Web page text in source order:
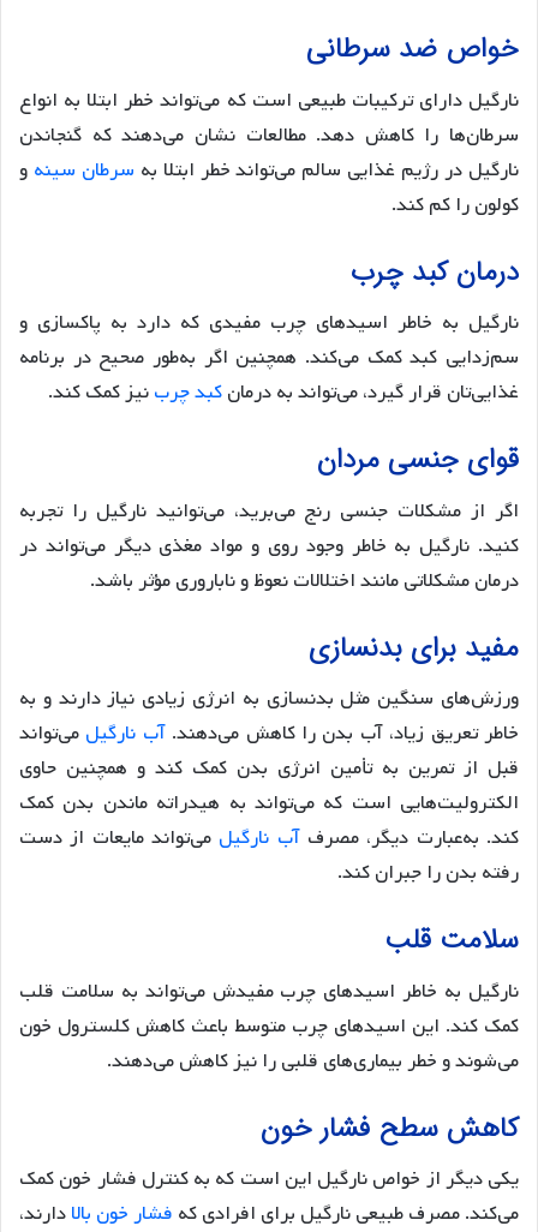
خواص ضد سرطانی
نارگیل دارای ترکیبات طبیعی است که می‌تواند خطر ابتلا به انواع
سرطان‌ها را کاهش دهد. مطالعات نشان می‌دهند که گنجاندن
نارگیل در رژیم غذایی سالم می‌تواند خطر ابتلا به سرطان سینه و
کولون را کم کند.
درمان کبد چرب
نارگیل به خاطر اسیدهای چرب مفیدی که دارد به پاکسازی و
سم‌زدایی کبد کمک می‌کند. همچنین اگر به‌طور صحیح در برنامه
غذایی‌تان قرار گیرد، می‌تواند به درمانکبد چربنیز کمک کند.
قوای جنسی مردان
اگر از مشکلات جنسی رنج می‌برید، می‌توانید نارگیل را تجربه
کنید. نارگیل به خاطر وجود روی و مواد مغذی دیگر می‌تواند در
درمان مشکلاتی مانند اختلالات نعوظ و ناباروری مؤثر باشد.
مفید برای بدنسازی
ورزش‌های سنگین مثل بدنسازی به انرژی زیادی نیاز دارند و به
خاطر تعریق زیاد، آب بدن را کاهش می‌دهند.آب نارگیل می‌تواند
قبل از تمرین به تأمین انرژی بدن کمک کند و همچنین حاوی
الکترولیت‌هایی است که می‌تواند به هیدراته ماندن بدن کمک
کند. به‌عبارت دیگر، مصرفآب نارگیل می‌تواند مایعات از دست
رفته بدن را جبران کند.
سلامت قلب
نارگیل به خاطر اسیدهای چرب مفیدش می‌تواند به سلامت قلب
کمک کند. این اسیدهای چرب متوسط باعث کاهش کلسترول خون
می‌شوند و خطر بیماری‌های قلبی را نیز کاهش می‌دهند.
کاهش سطح فشار خون
یکی دیگر از خواص نارگیل این است که به کنترل فشار خون کمک
می‌کند. مصرف طبیعی نارگیل برای افرادی که فشار خون بالادارند،